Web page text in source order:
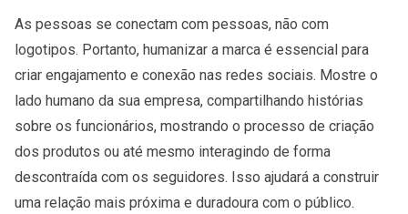
As pessoas se conectam com pessoas, não com
logotipos. Portanto, humanizar a marca é essencial para
criar engajamento e conexão nas redes sociais. Mostre o
lado humano da sua empresa, compartilhando histórias
sobre os funcionários, mostrando o processo de criação
dos produtos ou até mesmo interagindo de forma
descontraída com os seguidores. Isso ajudará a construir
uma relação mais próxima e duradoura com o público.